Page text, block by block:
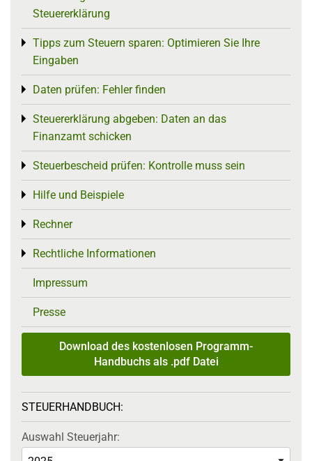
Steuererklärung
Tipps zum Steuern sparen: Optimieren Sie Ihre
Eingaben
Toggle menu
Daten prüfen: Fehler finden
Toggle menu
Steuererklärung abgeben: Daten an das
Finanzamt schicken
Toggle menu
Steuerbescheid prüfen: Kontrolle muss sein
Toggle menu
Hilfe und Beispiele
Toggle menu
Rechner
Toggle menu
Rechtliche Informationen
Toggle menu
Impressum
Presse
Download des kostenlosen Programm-
Handbuchs als .pdf Datei
STEUERHANDBUCH:
Auswahl Steuerjahr: